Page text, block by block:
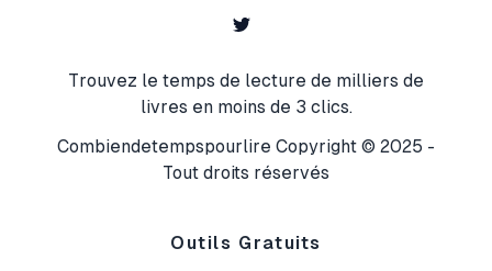
twitter
Trouvez le temps de lecture de milliers de
livres en moins de 3 clics.
Combiendetempspourlire Copyright © 2025 -
Tout droits réservés
Outils Gratuits